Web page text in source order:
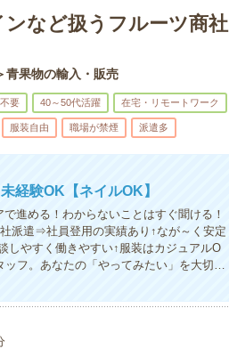
ンなど扱うフルーツ商社
青果物の輸入・販売
要 40～50代活躍 在宅・リモートワーク
服装自由 職場が禁煙 派遣多
経験OK【ネイルOK】
進める！わからないことはすぐ聞ける！
派遣⇒社員登用の実績あり↑なが～く安定
しやすく働きやすい↑服装はカジュアルO
ッフ。あなたの「やってみたい」を大切…